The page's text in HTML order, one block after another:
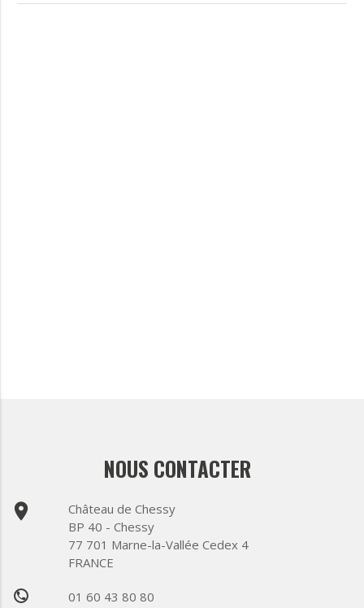
NOUS CONTACTER
place
Château de Chessy
BP 40 - Chessy
77 701 Marne-la-Vallée Cedex 4
FRANCE
phone 01 60 43 80 80